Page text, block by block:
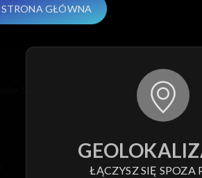
STRONA GŁÓWNA
ŁĄCZYSZ SIĘ SPOZA